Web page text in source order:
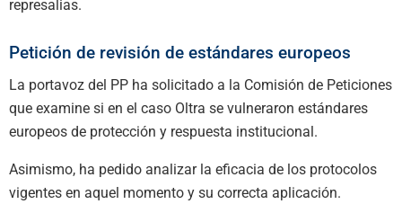
represalias.
Petición de revisión de estándares europeos
La portavoz del PP ha solicitado a la Comisión de Peticiones
que examine si en el caso Oltra se vulneraron estándares
europeos de protección y respuesta institucional.
Asimismo, ha pedido analizar la eficacia de los protocolos
vigentes en aquel momento y su correcta aplicación.